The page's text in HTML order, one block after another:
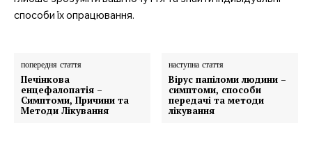
способи їх опрацювання.
попередня стаття
Печінкова
енцефалопатія –
Симптоми, Причини та
Методи Лікування
наступна стаття
Вірус папіломи людини –
симптоми, способи
передачі та методи
лікування